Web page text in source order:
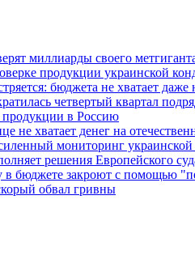
миллиарды своего
продукции украинской
бюджета не хватает даже
четвертый квартал
продукции в Россию
не хватает денег на
мониторинг украинской
решения Европейского
бюджете закроют с помощью
обвал гривны